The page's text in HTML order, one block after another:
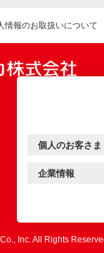
情報のお取扱いについて
中部電力ミライ
個人のお客さま
（新しいウィン
中部電力ミライ
企業情報
（新しいウィン
Inc. All Rights